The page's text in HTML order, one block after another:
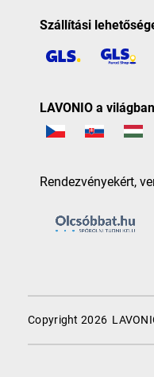
Szállítási
LAVONIO a világban
Rendezvényekért,
Copyright 2026